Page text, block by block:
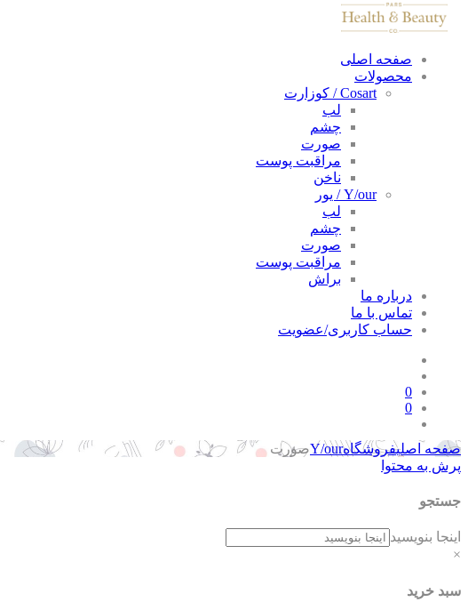
صفحه اصلی
محصولات
Cosart / کوزارت
لب
چشم
صورت
مراقبت پوست
ناخن
Y/our / یور
لب
چشم
صورت
مراقبت پوست
براش
درباره ما
تماس با ما
حساب کاربری/عضویت
0
0
صفحه اصلیفروشگاهY/ourصورت
پرش به محتوا
جستجو
اینجا بنویسید
×
سبد خرید